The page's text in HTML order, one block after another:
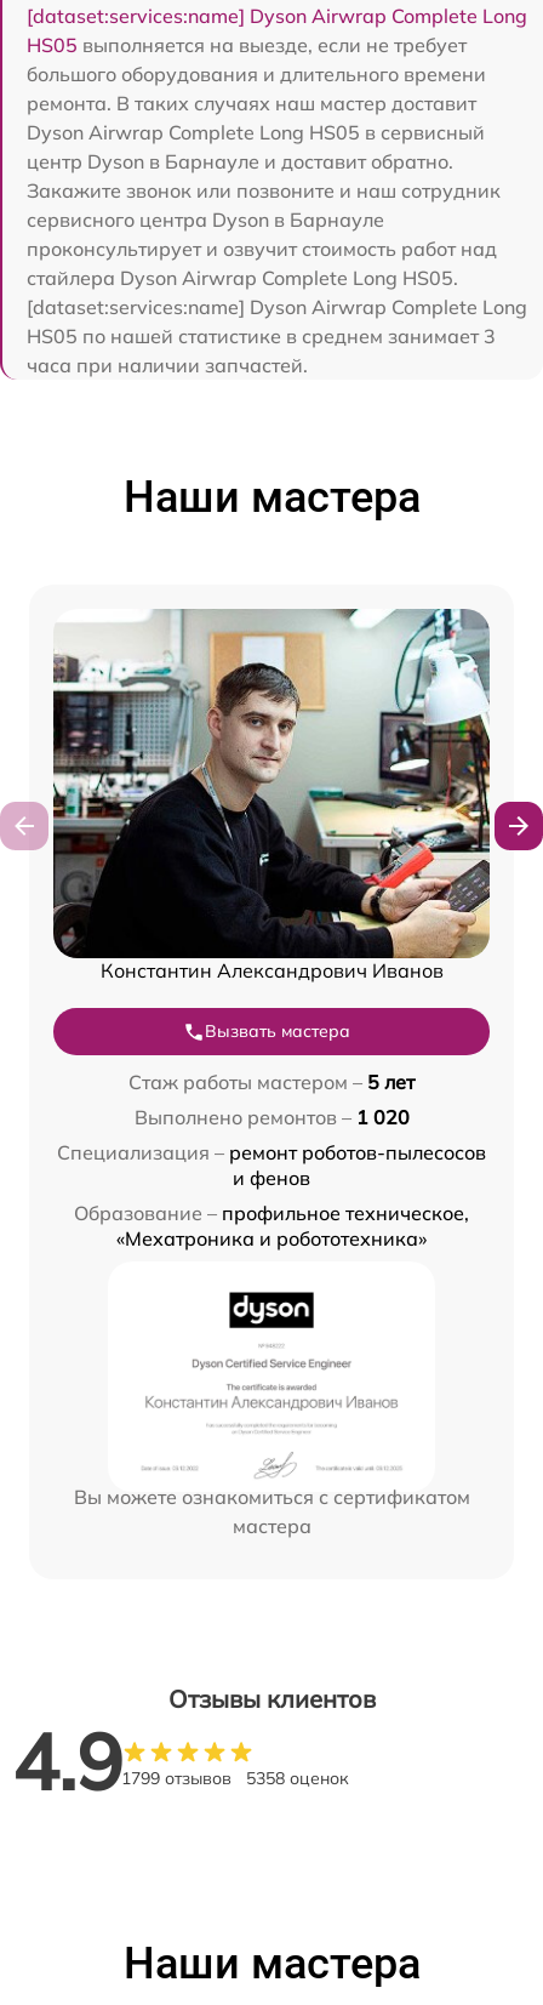
[dataset:services:name] Dyson Airwrap Complete Long
HS05 выполняется на выезде, если не требует
большого оборудования и длительного времени
ремонта. В таких случаях наш мастер доставит
Dyson Airwrap Complete Long HS05 в сервисный
центр Dyson в Барнауле и доставит обратно.
Закажите звонок или позвоните и наш сотрудник
сервисного центра Dyson в Барнауле
проконсультирует и озвучит стоимость работ над
стайлера Dyson Airwrap Complete Long HS05.
[dataset:services:name] Dyson Airwrap Complete Long
HS05 по нашей статистике в среднем занимает 3
часа при наличии запчастей.
Наши мастера
Константин Александрович Иванов
Вызвать мастера
Стаж работы мастером – 5 лет
Выполнено ремонтов – 1 020
Специализация – ремонт роботов-пылесосов
и фенов
Образование – профильное техническое,
«Мехатроника и робототехника»
Вы можете ознакомиться с сертификатом
мастера
Отзывы клиентов
4.91799 отзывов 5358 оценок
Наши мастера